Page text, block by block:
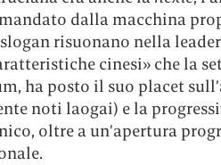
dalla macchina
risuonano nella
cinesi» che la
ha posto il suo placet
noti laogai) e la
oltre a un’apertura